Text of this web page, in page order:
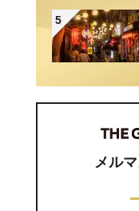
5
メル